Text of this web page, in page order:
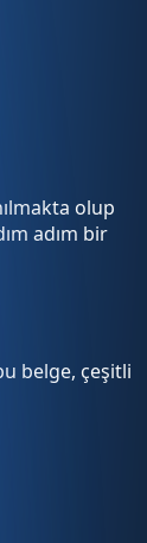
olup
adım bir
belge, çeşitli